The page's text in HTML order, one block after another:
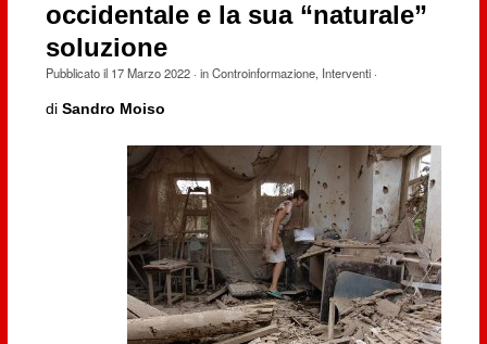
occidentale e la sua “naturale”
soluzione
Pubblicato il 17 Marzo 2022· inControinformazione, Interventi·
di Sandro Moiso